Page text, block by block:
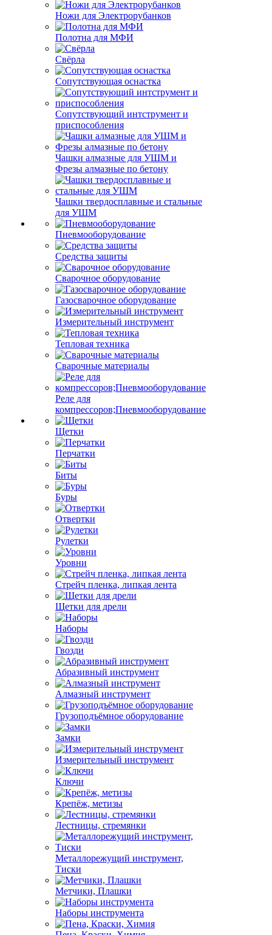
Ножи для Электрорубанков
Полотна для МФИ
Свёрла
Сопутствующая оснастка
Сопутствующий интструмент и
приспособления
Чашки алмазные для УШМ и
Фрезы алмазные по бетону
Чашки твердосплавные и стальные
для УШМ
Пневмооборудование
Средства защиты
Сварочное оборудование
Газосварочное оборудование
Измерительный инструмент
Тепловая техника
Сварочные материалы
Реле для
компрессоров;Пневмооборудование
Щетки
Перчатки
Биты
Буры
Отвертки
Рулетки
Уровни
Стрейч пленка, липкая лента
Щетки для дрели
Наборы
Гвозди
Абразивный инструмент
Алмазный инструмент
Грузоподъёмное оборудование
Замки
Измерительный инструмент
Ключи
Крепёж, метизы
Лестницы, стремянки
Металлорежущий инструмент,
Тиски
Метчики, Плашки
Наборы инструмента